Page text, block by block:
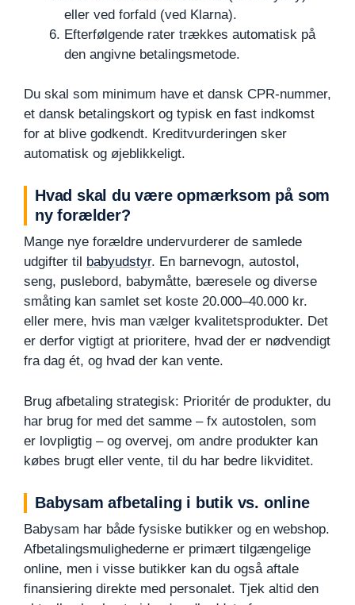
eller ved forfald (ved Klarna).
Efterfølgende rater trækkes automatisk på
den angivne betalingsmetode.
Du skal som minimum have et dansk CPR-nummer,
et dansk betalingskort og typisk en fast indkomst
for at blive godkendt. Kreditvurderingen sker
automatisk og øjeblikkeligt.
Hvad skal du være opmærksom på som
ny forælder?
Mange nye forældre undervurderer de samlede
udgifter til babyudstyr. En barnevogn, autostol,
seng, puslebord, babymåtte, bæresele og diverse
småting kan samlet set koste 20.000–40.000 kr.
eller mere, hvis man vælger kvalitetsprodukter. Det
er derfor vigtigt at prioritere, hvad der er nødvendigt
fra dag ét, og hvad der kan vente.
Brug afbetaling strategisk: Prioritér de produkter, du
har brug for med det samme – fx autostolen, som
er lovpligtig – og overvej, om andre produkter kan
købes brugt eller vente, til du har bedre likviditet.
Babysam afbetaling i butik vs. online
Babysam har både fysiske butikker og en webshop.
Afbetalingsmulighederne er primært tilgængelige
online, men i visse butikker kan du også aftale
finansiering direkte med personalet. Tjek altid den